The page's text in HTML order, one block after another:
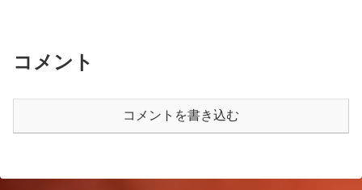
コメント
コメントを書き込む